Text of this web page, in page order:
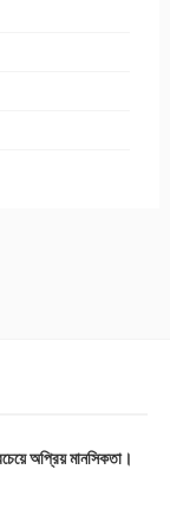
অপ্রিয় মানসিকতা।